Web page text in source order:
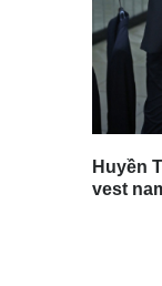
Huyền
vest